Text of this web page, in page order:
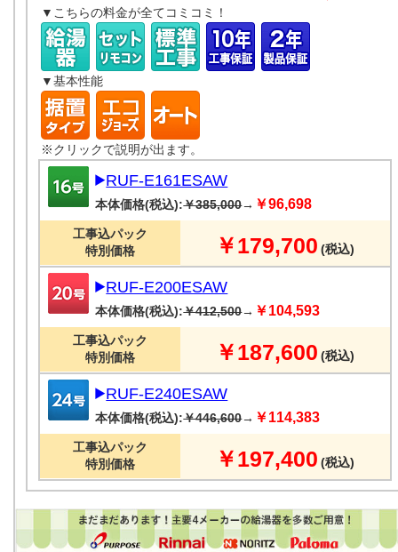
▼こちらの料金が全てコミコミ！
▼基本性能
※クリックで説明が出ます。
RUF-E161ESAW
本体価格(税込):￥385,000→ ￥96,698
工事込パック
特別価格
￥179,700 (税込)
RUF-E200ESAW
本体価格(税込):￥412,500→ ￥104,593
工事込パック
特別価格
￥187,600 (税込)
RUF-E240ESAW
本体価格(税込):￥446,600→ ￥114,383
工事込パック
特別価格
￥197,400 (税込)